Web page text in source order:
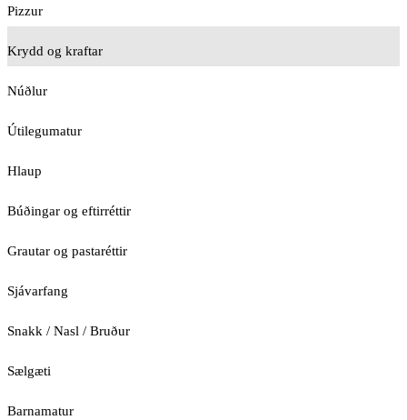
Pizzur
Krydd og kraftar
Núðlur
Útilegumatur
Hlaup
Búðingar og eftirréttir
Grautar og pastaréttir
Sjávarfang
Snakk / Nasl / Bruður
Sælgæti
Barnamatur